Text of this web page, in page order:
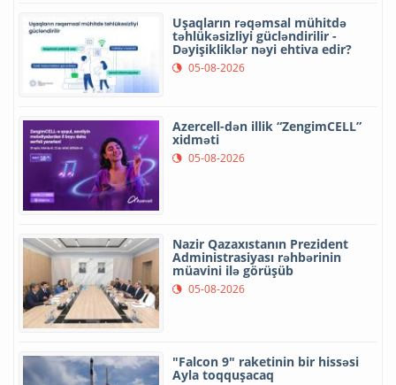
Uşaqların rəqəmsal mühitdə
təhlükəsizliyi gücləndirilir -
Dəyişikliklər nəyi ehtiva edir?
05-08-2026
Azercell-dən illik “ZengimCELL”
xidməti
05-08-2026
Nazir Qazaxıstanın Prezident
Administrasiyası rəhbərinin
müavini ilə görüşüb
05-08-2026
"Falcon 9" raketinin bir hissəsi
Ayla toqquşacaq